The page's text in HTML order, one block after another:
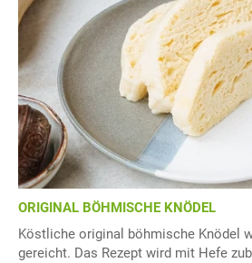
ORIGINAL BÖHMISCHE KNÖDEL
Köstliche original böhmische Knödel
gereicht. Das Rezept wird mit Hefe